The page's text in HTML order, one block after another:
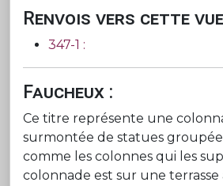
Renvois vers cette
347-1 :
Faucheux :
Ce titre représente une
surmontée de statues
comme les colonnes qui les
colonnade est sur une